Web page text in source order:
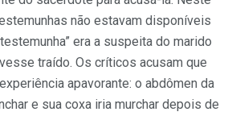
não estavam disponíveis
era a suspeita do marido
traído. Os críticos acusam que
apavorante: o abdômen da
e sua coxa iria murchar depois de